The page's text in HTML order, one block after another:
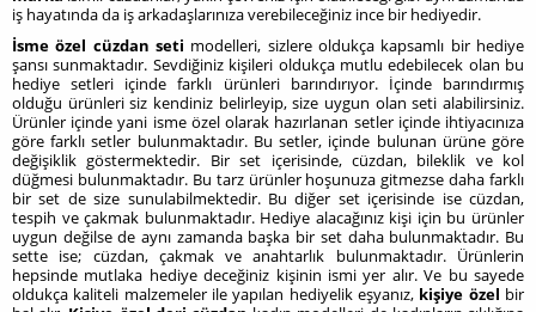
iş hayatında da iş arkadaşlarınıza verebileceğiniz ince bir hediyedir.
İsme özel cüzdan seti modelleri, sizlere oldukça kapsamlı bir hediye
şansı sunmaktadır. Sevdiğiniz kişileri oldukça mutlu edebilecek olan bu
hediye setleri içinde farklı ürünleri barındırıyor. İçinde barındırmış
olduğu ürünleri siz kendiniz belirleyip, size uygun olan seti alabilirsiniz.
Ürünler içinde yani isme özel olarak hazırlanan setler içinde ihtiyacınıza
göre farklı setler bulunmaktadır. Bu setler, içinde bulunan ürüne göre
değişiklik göstermektedir. Bir set içerisinde, cüzdan, bileklik ve kol
düğmesi bulunmaktadır. Bu tarz ürünler hoşunuza gitmezse daha farklı
bir set de size sunulabilmektedir. Bu diğer set içerisinde ise cüzdan,
tespih ve çakmak bulunmaktadır. Hediye alacağınız kişi için bu ürünler
uygun değilse de aynı zamanda başka bir set daha bulunmaktadır. Bu
sette ise; cüzdan, çakmak ve anahtarlık bulunmaktadır. Ürünlerin
hepsinde mutlaka hediye deceğiniz kişinin ismi yer alır. Ve bu sayede
oldukça kaliteli malzemeler ile yapılan hediyelik eşyanız, kişiye özel bir